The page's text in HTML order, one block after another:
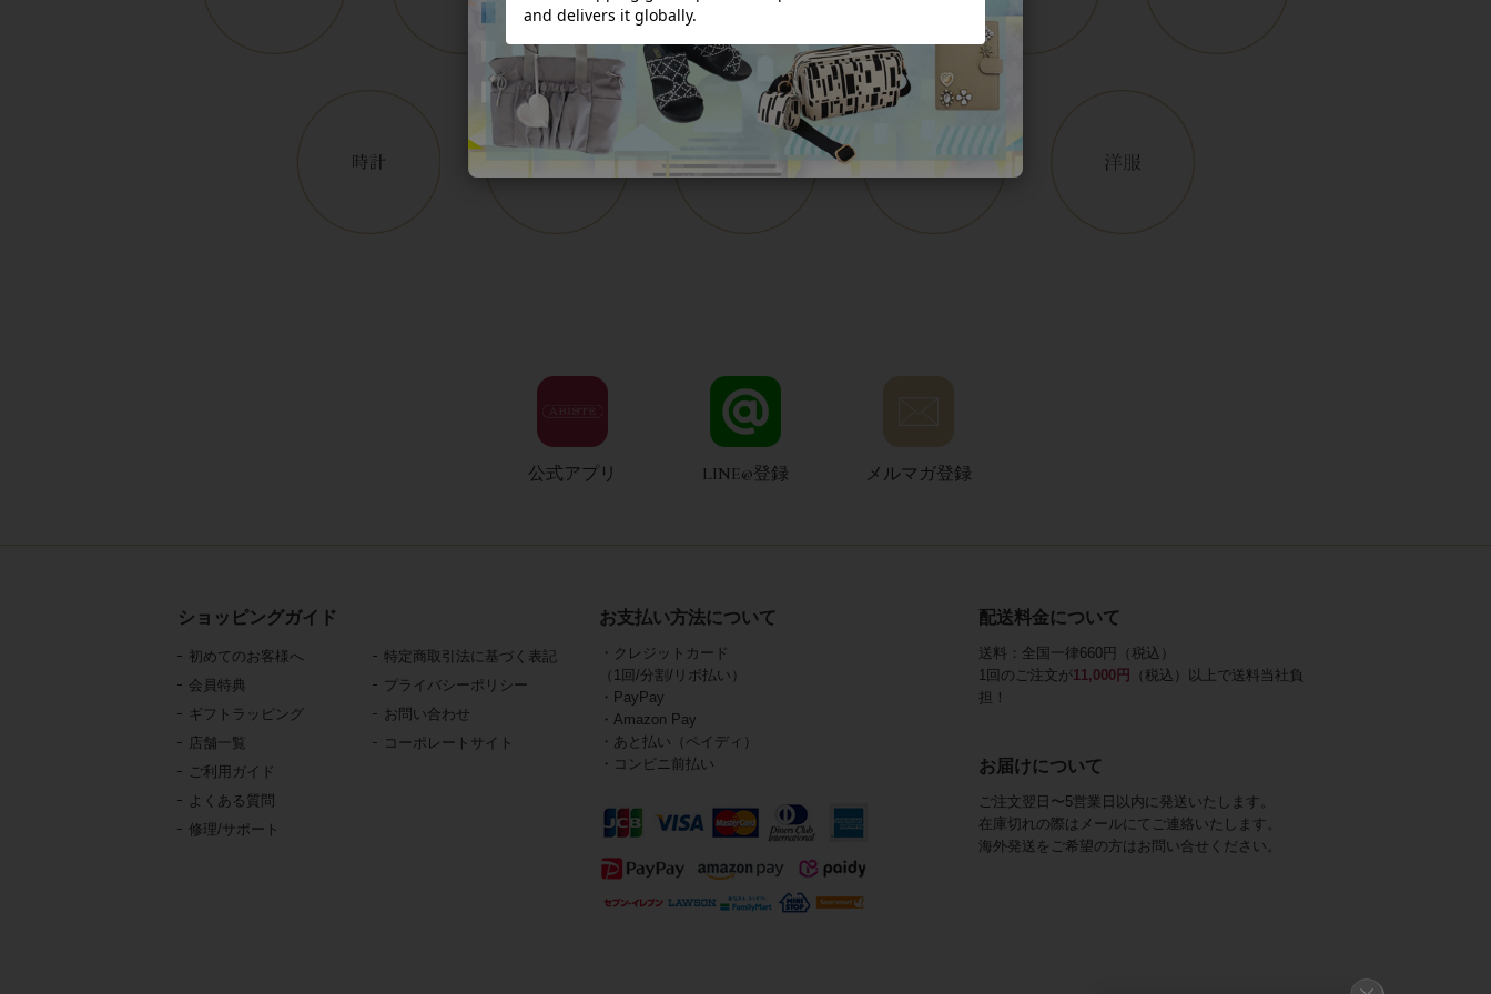
公式アプリ LINE@登録 メルマガ登録
ショッピングガイド
初めてのお客様へ
会員特典
ギフトラッピング
店舗一覧
ご利用ガイド
よくある質問
修理/サポート
特定商取引法に基づく表記
プライバシーポリシー
お問い合わせ
コーポレートサイト
お支払い方法について
・クレジットカード
（1回/分割/リボ払い）
・PayPay
・Amazon Pay
・あと払い（ペイディ）
・コンビニ前払い
配送料金について
送料：全国一律660円（税込）
1回のご注文が11,000円
（税込）以上で送料当社負
担！
お届けについて
ご注文翌日〜5営業日以内に発送いたします。
在庫切れの際はメールにてご連絡いたします。
海外発送をご希望の方はお問い合せください。